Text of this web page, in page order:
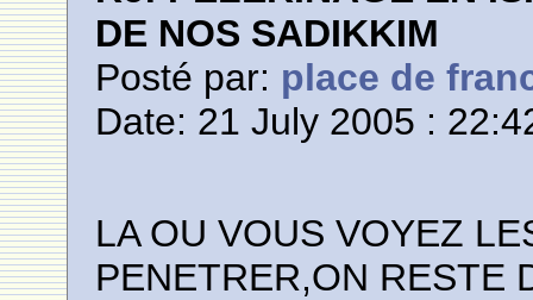
DE NOS SADIKKIM
Posté par: place de
Date: 21 July 2005 :
LA OU VOUS VOYEZ
PENETRER,ON RESTE